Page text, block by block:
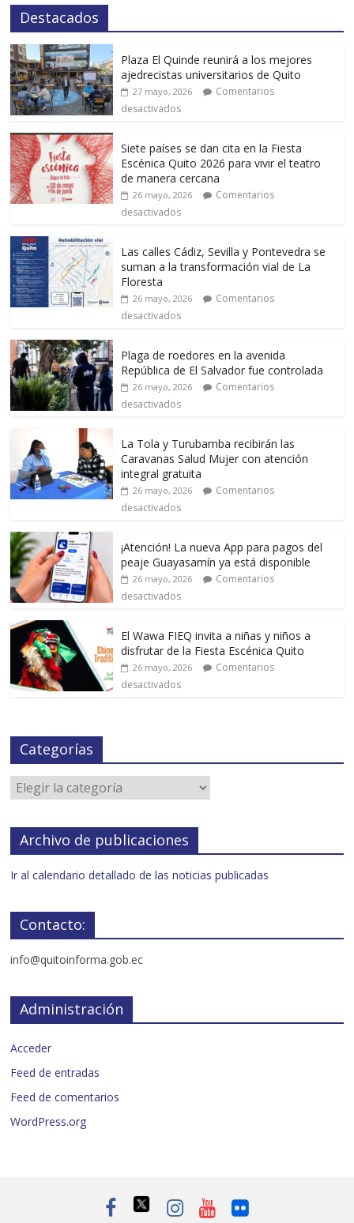
Destacados
Plaza El Quinde reunirá a los mejores
ajedrecistas universitarios de Quito
27 mayo, 2026
Comentarios
desactivados
Siete países se dan cita en la Fiesta
Escénica Quito 2026 para vivir el teatro
de manera cercana
26 mayo, 2026
Comentarios
desactivados
Las calles Cádiz, Sevilla y Pontevedra se
suman a la transformación vial de La
Floresta
26 mayo, 2026
Comentarios
desactivados
Plaga de roedores en la avenida
República de El Salvador fue controlada
26 mayo, 2026
Comentarios
desactivados
La Tola y Turubamba recibirán las
Caravanas Salud Mujer con atención
integral gratuita
26 mayo, 2026
Comentarios
desactivados
¡Atención! La nueva App para pagos del
peaje Guayasamín ya está disponible
26 mayo, 2026
Comentarios
desactivados
El Wawa FIEQ invita a niñas y niños a
disfrutar de la Fiesta Escénica Quito
26 mayo, 2026
Comentarios
desactivados
Categorías
Archivo de publicaciones
Ir al calendario detallado de las noticias publicadas
Contacto:
info@quitoinforma.gob.ec
Administración
Acceder
Feed de entradas
Feed de comentarios
WordPress.org